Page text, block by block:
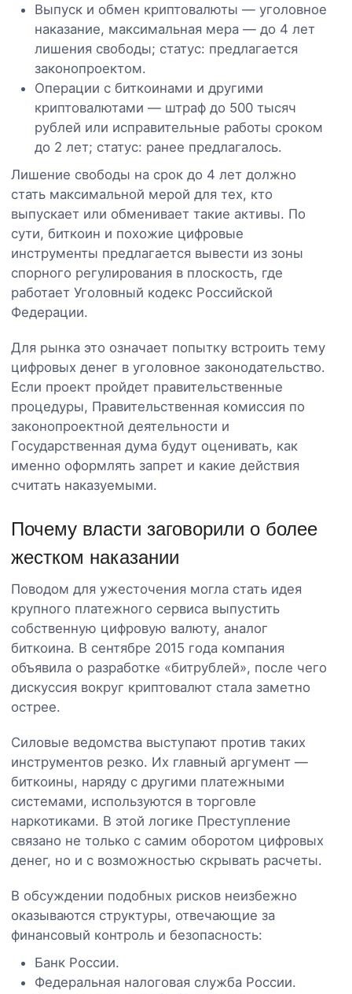
Выпуск и обмен криптовалюты — уголовное
наказание, максимальная мера — до 4 лет
лишения свободы; статус: предлагается
законопроектом.
Операции с биткоинами и другими
криптовалютами — штраф до 500 тысяч
рублей или исправительные работы сроком
до 2 лет; статус: ранее предлагалось.
Лишение свободы на срок до 4 лет должно
стать максимальной мерой для тех, кто
выпускает или обменивает такие активы. По
сути, биткоин и похожие цифровые
инструменты предлагается вывести из зоны
спорного регулирования в плоскость, где
работает Уголовный кодекс Российской
Федерации.
Для рынка это означает попытку встроить тему
цифровых денег в уголовное законодательство.
Если проект пройдет правительственные
процедуры, Правительственная комиссия по
законопроектной деятельности и
Государственная дума будут оценивать, как
именно оформлять запрет и какие действия
считать наказуемыми.
Почему власти заговорили о более
жестком наказании
Поводом для ужесточения могла стать идея
крупного платежного сервиса выпустить
собственную цифровую валюту, аналог
биткоина. В сентябре 2015 года компания
объявила о разработке «битрублей», после чего
дискуссия вокруг криптовалют стала заметно
острее.
Силовые ведомства выступают против таких
инструментов резко. Их главный аргумент —
биткоины, наряду с другими платежными
системами, используются в торговле
наркотиками. В этой логике Преступление
связано не только с самим оборотом цифровых
денег, но и с возможностью скрывать расчеты.
В обсуждении подобных рисков неизбежно
оказываются структуры, отвечающие за
финансовый контроль и безопасность:
Банк России.
Федеральная налоговая служба России.